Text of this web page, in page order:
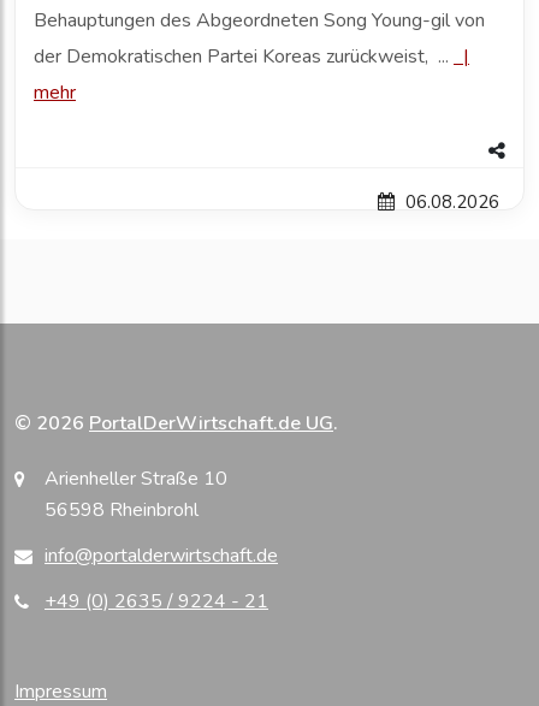
Behauptungen des Abgeordneten Song Young-gil von
der Demokratischen Partei Koreas zurückweist, ...
|
mehr
06.08.2026
© 2026 PortalDerWirtschaft.de UG.
Arienheller Straße 10
56598 Rheinbrohl
info@portalderwirtschaft.de
+49 (0) 2635 / 9224 - 21
Impressum